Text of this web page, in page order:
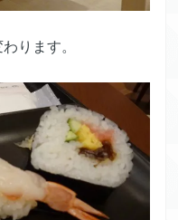
ります。